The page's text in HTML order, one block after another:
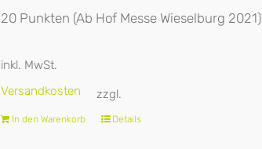
20 Punkten (Ab Hof Messe Wieselburg 2021)
inkl. MwSt.
zzgl.
Versandkosten
In den Warenkorb Details